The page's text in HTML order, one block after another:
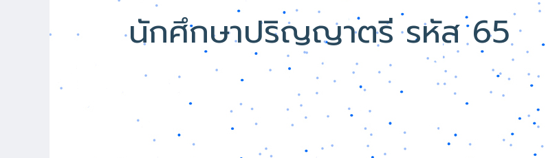
นักศึกษาปริญญาตรี รหัส 65